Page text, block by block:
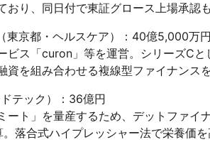
おり、同日付で東証グロース上場承認も
（東京都・ヘルスケア）：40億5,000万円
ビス「curon」等を運営。シリーズCと
資を組み合わせる複線型ファイナンスを
ドテック）：36億円
ート」を量産するため、デットファイ
落合式ハイプレッシャー法で栄養価を